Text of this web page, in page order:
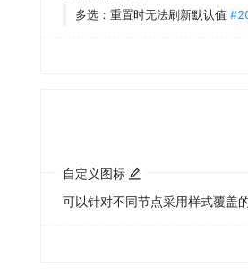
多选：重置时无法刷新默认值
自定义图标
可以针对不同节点采用样式覆盖